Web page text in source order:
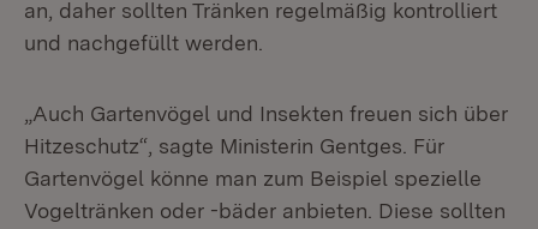
an, daher sollten Tränken regelmäßig kontrolliert
und nachgefüllt werden.
„Auch Gartenvögel und Insekten freuen sich über
Hitzeschutz“, sagte Ministerin Gentges. Für
Gartenvögel könne man zum Beispiel spezielle
Vogeltränken oder -bäder anbieten. Diese sollten